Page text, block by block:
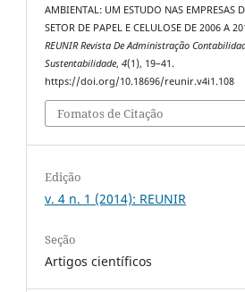
AMBIENTAL: UM ESTUDO NAS EMPRESAS
SETOR DE PAPEL E CELULOSE DE 2006 A
REUNIR Revista De Administração
Sustentabilidade,4(1), 19–41.
https://doi.org/10.18696/reunir.v4i1.108
Fomatos de Citação
Edição
v. 4 n. 1 (2014): REUNIR
Seção
Artigos científicos